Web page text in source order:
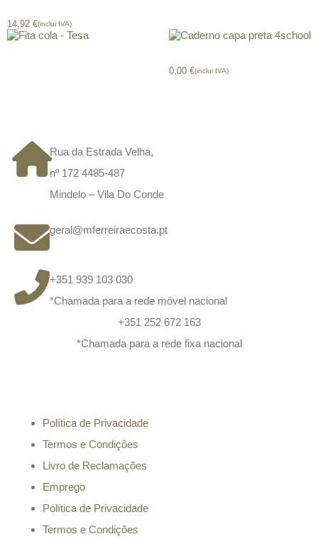
14,92 €(inclui IVA)
0,00 €(inclui IVA)
Rua da Estrada Velha,
nº 172 4485-487
Mindelo – Vila Do Conde
geral@mferreiraecosta.pt
+351 939 103 030
*Chamada para a rede móvel nacional
+351 252 672 163
*Chamada para a rede fixa nacional
Política de Privacidade
Termos e Condições
Livro de Reclamações
Emprego
Política de Privacidade
Termos e Condições